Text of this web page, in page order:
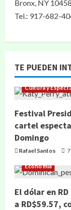
Bronx, NY
Tel.: 917-682-
TE PUEDEN
Cultura y
Festival
cartel
Domingo
Rafael Santos
Economía
El dólar en
a RD$59.57,